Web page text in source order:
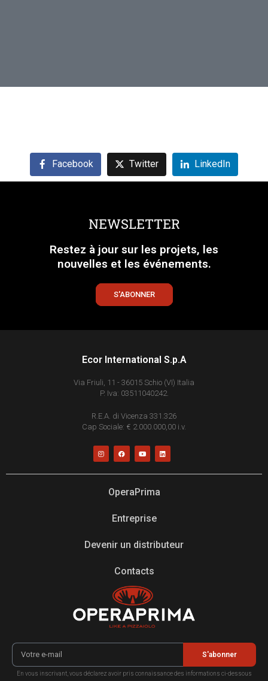
Facebook Twitter LinkedIn
NEWSLETTER
Restez à jour sur les projets, les
nouvelles et les événements.
S'ABONNER
Ecor International S.p.A
Via Friuli, 11 - 36015 Schio (VI) Italia
P. Iva: 03511040242.
R.E.A. di Vicenza 331.326
Cap Sociale: € 2.000.000,00 i.v.
OperaPrima
Entreprise
Devenir un distributeur
Contacts
S'abonner
En vous inscrivant, vous déclarez avoir pris connaissance des informations ci-dessous